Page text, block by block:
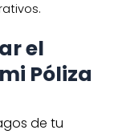
el
Póliza
de tu